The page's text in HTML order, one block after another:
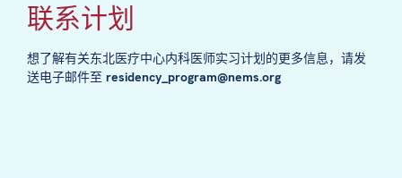
联系计划
想了解有关东北医疗中心内科医师实习计划的更多信息，请发
送电子邮件至 residency_program@nems.org